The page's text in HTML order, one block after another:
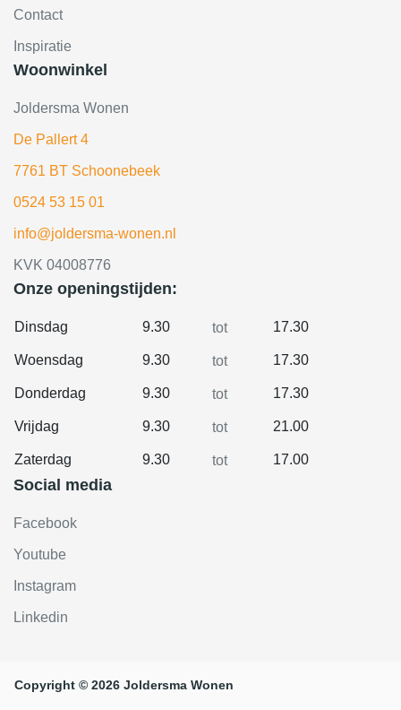
Contact
Inspiratie
Woonwinkel
Joldersma Wonen
De Pallert 4
7761 BT Schoonebeek
0524 53 15 01
info@joldersma-wonen.nl
KVK 04008776
Onze openingstijden:
Dinsdag 9.30 tot 17.30
Woensdag 9.30 tot 17.30
Donderdag 9.30 tot 17.30
Vrijdag 9.30 tot 21.00
Zaterdag 9.30 tot 17.00
Social media
Facebook
Youtube
Instagram
Linkedin
Copyright © 2026 Joldersma Wonen